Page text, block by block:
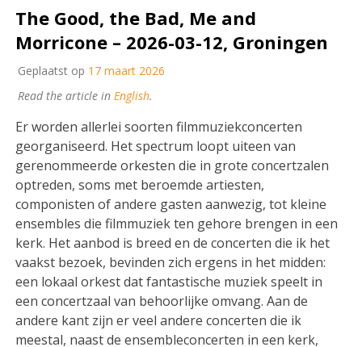
The Good, the Bad, Me and
Morricone – 2026-03-12, Groningen
Geplaatst op 17 maart 2026
Read the article in English.
Er worden allerlei soorten filmmuziekconcerten
georganiseerd. Het spectrum loopt uiteen van
gerenommeerde orkesten die in grote concertzalen
optreden, soms met beroemde artiesten,
componisten of andere gasten aanwezig, tot kleine
ensembles die filmmuziek ten gehore brengen in een
kerk. Het aanbod is breed en de concerten die ik het
vaakst bezoek, bevinden zich ergens in het midden:
een lokaal orkest dat fantastische muziek speelt in
een concertzaal van behoorlijke omvang. Aan de
andere kant zijn er veel andere concerten die ik
meestal, naast de ensembleconcerten in een kerk,